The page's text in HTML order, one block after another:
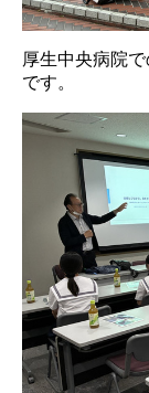
厚生中央病院
です。